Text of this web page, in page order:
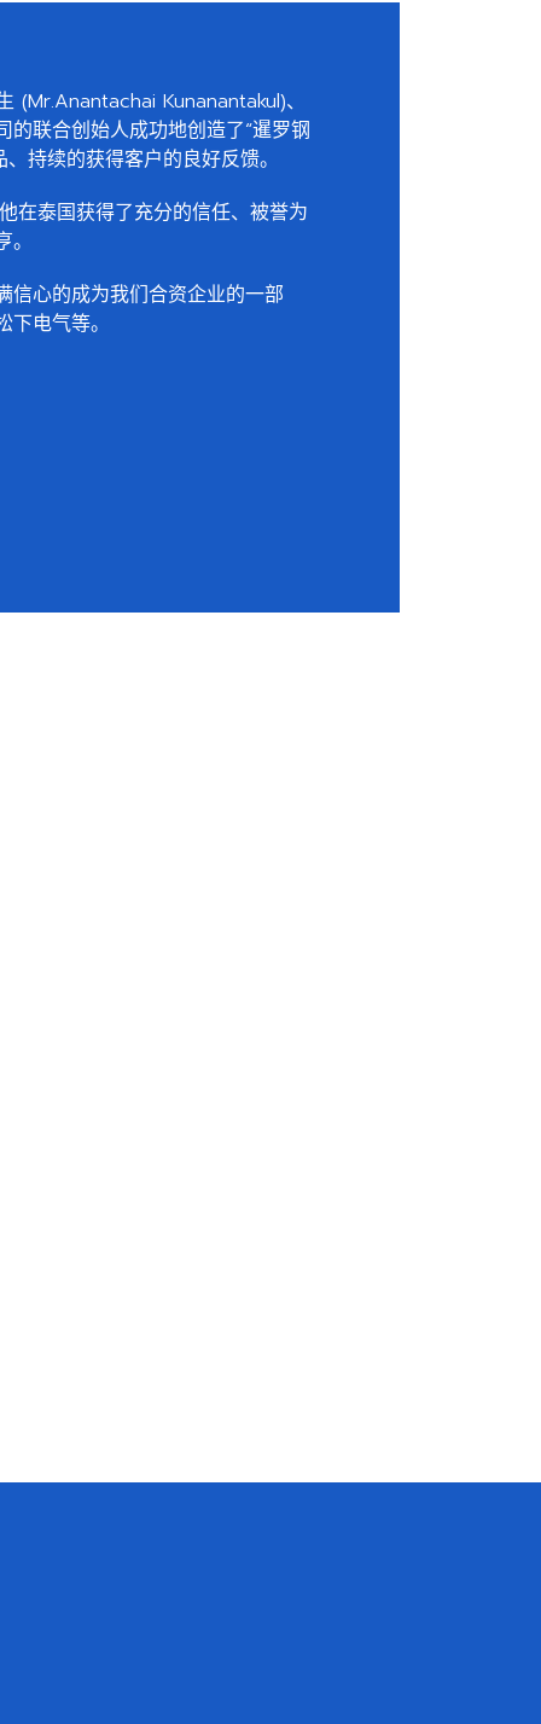
(Mr.Anantachai Kunanantakul)、
的联合创始人成功地创造了“暹罗钢
持续的获得客户的良好反馈。
在泰国获得了充分的信任、被誉为
信心的成为我们合资企业的一部
电气等。